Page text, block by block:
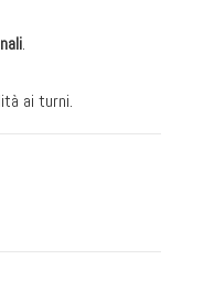
.
ai turni.